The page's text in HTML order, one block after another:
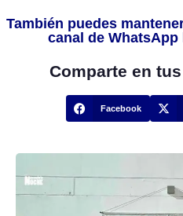
También puedes
canal de
Comparte en
Facebook